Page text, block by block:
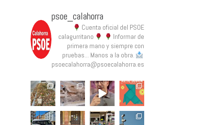
psoe_calahorra
Cuenta oficial del PSOE
calagurritano
Informar de
primera mano y siempre con
pruebas... Manos a la obra.
psoecalahorra@psoecalahorra.es